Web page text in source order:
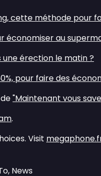
cette méthode pour
économiser au
érection le matin ?⁠⁠⁠⁠
pour faire des
⁠⁠⁠"Maintenant vous
.
Visit
News